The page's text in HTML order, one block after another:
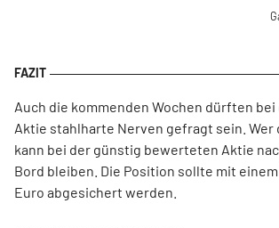
Auch die kommenden Wochen dürften bei
Aktie stahlharte Nerven gefragt sein.
kann bei der günstig bewerteten Aktie
Bord bleiben. Die Position sollte mit
Euro abgesichert werden.